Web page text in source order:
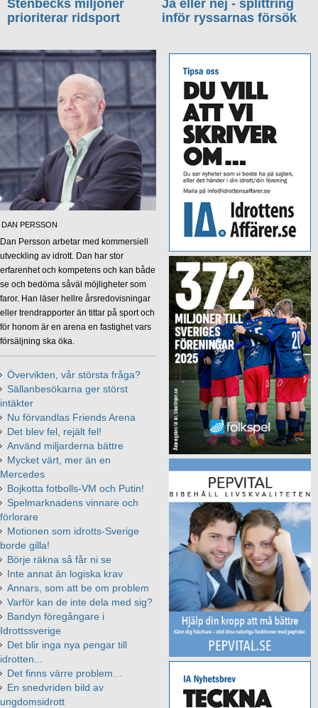
Stenbecks miljoner
prioriterar ridsport
Ja eller nej - splittring
inför ryssarnas försök
DAN PERSSON
Dan Persson arbetar med kommersiell
utveckling av idrott. Dan har stor
erfarenhet och kompetens och kan både
se och bedöma såväl möjligheter som
faror. Han läser hellre årsredovisningar
eller trendrapporter än tittar på sport och
för honom är en arena en fastighet vars
försäljning ska öka.
Övervikten, vår största fråga?
Sällanbesökarna ger störst
intäkter
Nu förvandlas Friends Arena
Det blev fel, rejält fel!
Använd miljarderna bättre
Mycket värt, mer än en
Mercedes
Bojkotta fotbolls-VM och Putin!
Spelmarknadens vinnare och
förlorare
Motionen som idrotts-Sverige
borde gilla!
Börje räkna så får ni se
Inte annat än logiska krav
Annars, som att be om problem
Varför kan de inte dela med sig?
Bandyn föregångare i
Idrottssverige
Det blir inga nya pengar till
idrotten...
Det finns värre problem…
En snedvriden bild av
ungdomsidrott